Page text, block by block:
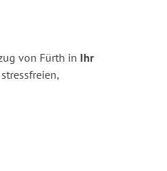
von Fürth in Ihr